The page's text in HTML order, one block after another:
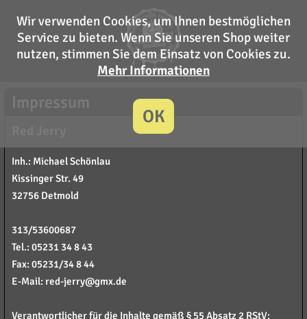
Impressum
Inh.: Michael Schönlau
Kissinger Str. 49
32756 Detmold
313/53600687
Tel.: 05231 34 8 43
Fax: 05231/34 8 44
E-Mail: red-jerry@gmx.de
Verantwortlicher für die Inhalte gemäß § 55 Absatz 2 RStV:
Wir verwenden Cookies, um Ihnen bestmöglichen
Service zu bieten. Wenn Sie unseren Shop weiter
nutzen, stimmen Sie dem Einsatz von Cookies zu.
Mehr Informationen
OK